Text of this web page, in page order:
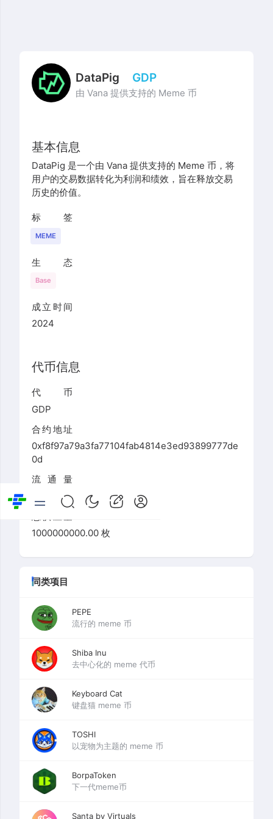
DataPig GDP
由 Vana 提供支持的 Meme 币
基本信息
DataPig 是一个由 Vana 提供支持的 Meme 币，将
用户的交易数据转化为利润和绩效，旨在释放交易
历史的价值。
标签
MEME
生态
Base
成立时间
2024
代币信息
代币
GDP
合约地址
0xf8f97a79a3fa77104fab4814e3ed93899777de
0d
流通量
681821220.18 枚
1000000000.00 枚
同类项目
PEPE
流行的 meme 币
Shiba Inu
去中心化的 meme 代币
Keyboard Cat
键盘猫 meme 币
TOSHI
以宠物为主题的 meme 币
BorpaToken
下一代meme币
Santa by Virtuals